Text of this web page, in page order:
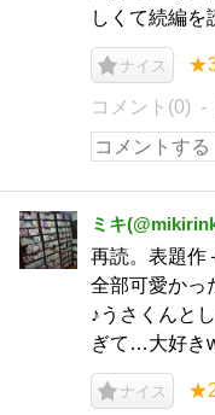
しくて続編を
ナイス
コメント(0)
ミキ
再読。表題作
全部可愛かっ
♪うさくんと
ぎて…大好き
ナイス